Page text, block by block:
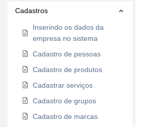
Cadastros
Inserindo os dados da
empresa no sistema
Cadastro de pessoas
Cadastro de produtos
Cadastrar serviços
Cadastro de grupos
Cadastro de marcas